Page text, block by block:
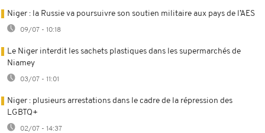
Niger : la Russie va poursuivre son soutien militaire aux pays de l’AES
09/07 - 10:18
Le Niger interdit les sachets plastiques dans les supermarchés de
Niamey
03/07 - 11:01
Niger : plusieurs arrestations dans le cadre de la répression des
LGBTQ+
02/07 - 14:37